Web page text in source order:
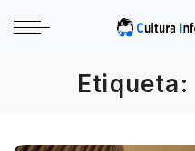
Etiqueta: